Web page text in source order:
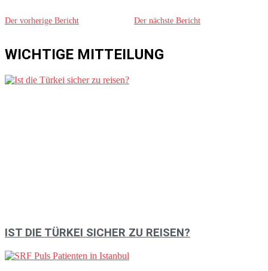
Der vorherige Bericht Der nächste Bericht
WICHTIGE MITTEILUNG
IST DIE TÜRKEI SICHER ZU REISEN?